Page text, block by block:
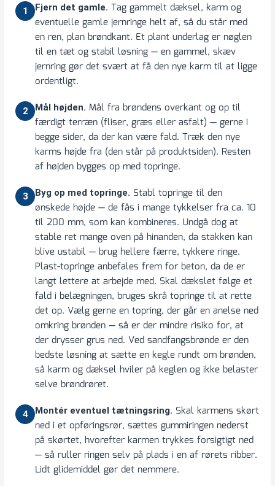
1 Fjern det gamle. Tag gammelt dæksel, karm og
eventuelle gamle jernringe helt af, så du står med
en ren, plan brøndkant. Et plant underlag er nøglen
til en tæt og stabil løsning — en gammel, skæv
jernring gør det svært at få den nye karm til at ligge
ordentligt.
2 Mål højden. Mål fra brøndens overkant og op til
færdigt terræn (fliser, græs eller asfalt) — gerne i
begge sider, da der kan være fald. Træk den nye
karms højde fra (den står på produktsiden). Resten
af højden bygges op med topringe.
3 Byg op med topringe. Stabl topringe til den
ønskede højde — de fås i mange tykkelser fra ca. 10
til 200 mm, som kan kombineres. Undgå dog at
stable ret mange oven på hinanden, da stakken kan
blive ustabil — brug hellere færre, tykkere ringe.
Plast-topringe anbefales frem for beton, da de er
langt lettere at arbejde med. Skal dækslet følge et
fald i belægningen, bruges skrå topringe til at rette
det op. Vælg gerne en topring, der går en anelse ned
omkring brønden — så er der mindre risiko for, at
der drysser grus ned. Ved sandfangsbrønde er den
bedste løsning at sætte en kegle rundt om brønden,
så karm og dæksel hviler på keglen og ikke belaster
selve brøndrøret.
4 Montér eventuel tætningsring. Skal karmens skørt
ned i et opføringsrør, sættes gummiringen nederst
på skørtet, hvorefter karmen trykkes forsigtigt ned
— så ruller ringen selv på plads i en af rørets ribber.
Lidt glidemiddel gør det nemmere.